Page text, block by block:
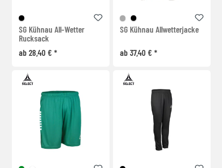
SG Kühnau All-Wetter
Rucksack
ab 28,40 € *
SG Kühnau Allwetterjacke
ab 37,40 € *